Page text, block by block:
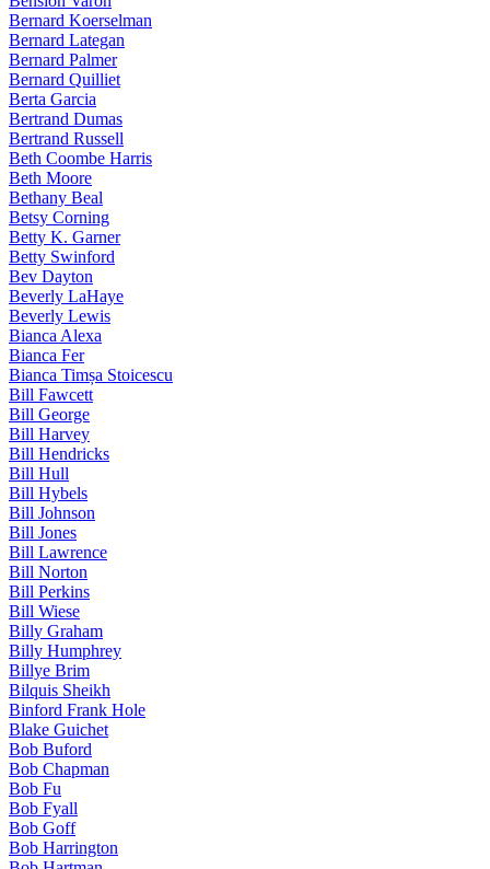
Bernard Koerselman
Bernard Lategan
Bernard Palmer
Bernard Quilliet
Berta Garcia
Bertrand Dumas
Bertrand Russell
Beth Coombe Harris
Beth Moore
Bethany Beal
Betsy Corning
Betty K. Garner
Betty Swinford
Bev Dayton
Beverly LaHaye
Beverly Lewis
Bianca Alexa
Bianca Fer
Bianca Timșa Stoicescu
Bill Fawcett
Bill George
Bill Harvey
Bill Hendricks
Bill Hull
Bill Hybels
Bill Johnson
Bill Jones
Bill Lawrence
Bill Norton
Bill Perkins
Bill Wiese
Billy Graham
Billy Humphrey
Billye Brim
Bilquis Sheikh
Binford Frank Hole
Blake Guichet
Bob Buford
Bob Chapman
Bob Fu
Bob Fyall
Bob Goff
Bob Harrington